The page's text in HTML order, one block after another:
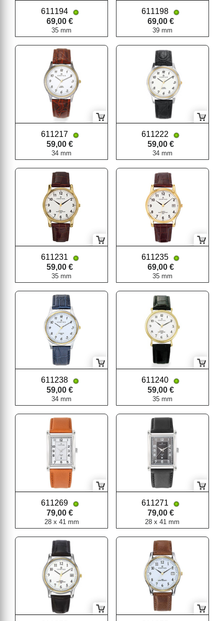
611194
69,00 €
35 mm
611198
69,00 €
39 mm
611217
59,00 €
34 mm
611222
59,00 €
34 mm
611231
59,00 €
35 mm
611235
69,00 €
35 mm
611238
59,00 €
34 mm
611240
59,00 €
35 mm
611269
79,00 €
28 x 41 mm
611271
79,00 €
28 x 41 mm